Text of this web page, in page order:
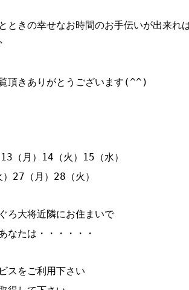
ときの幸せなお時間のお手伝いが出来れ
頂きありがとうございます(^^)
（月）14（火）15（水）
27（月）28（火）
ろ大将近隣にお住まいで
なたは・・・・・・
スをご利用下さい